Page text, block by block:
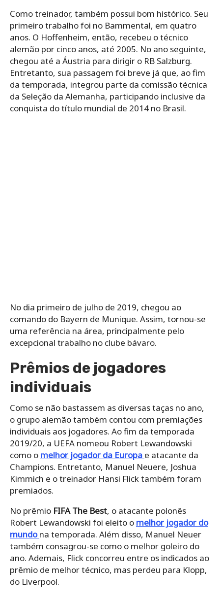
Como treinador, também possui bom histórico. Seu
primeiro trabalho foi no Bammental, em quatro
anos. O Hoffenheim, então, recebeu o técnico
alemão por cinco anos, até 2005. No ano seguinte,
chegou até a Áustria para dirigir o RB Salzburg.
Entretanto, sua passagem foi breve já que, ao fim
da temporada, integrou parte da comissão técnica
da Seleção da Alemanha, participando inclusive da
conquista do título mundial de 2014 no Brasil.
No dia primeiro de julho de 2019, chegou ao
comando do Bayern de Munique. Assim, tornou-se
uma referência na área, principalmente pelo
excepcional trabalho no clube bávaro.
Prêmios de jogadores
individuais
Como se não bastassem as diversas taças no ano,
o grupo alemão também contou com premiações
individuais aos jogadores. Ao fim da temporada
2019/20, a UEFA nomeou Robert Lewandowski
como o melhor jogador da Europa e atacante da
Champions. Entretanto, Manuel Neuere, Joshua
Kimmich e o treinador Hansi Flick também foram
premiados.
No prêmio FIFA The Best, o atacante polonês
Robert Lewandowski foi eleito o melhor jogador do
mundona temporada. Além disso, Manuel Neuer
também consagrou-se como o melhor goleiro do
ano. Ademais, Flick concorreu entre os indicados ao
prêmio de melhor técnico, mas perdeu para Klopp,
do Liverpool.